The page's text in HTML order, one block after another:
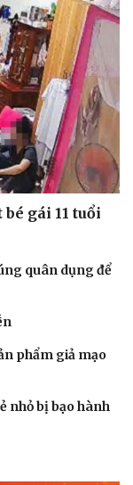
gái 11 tuổi
quân dụng để
phẩm giả mạo
nhỏ bị bạo hành